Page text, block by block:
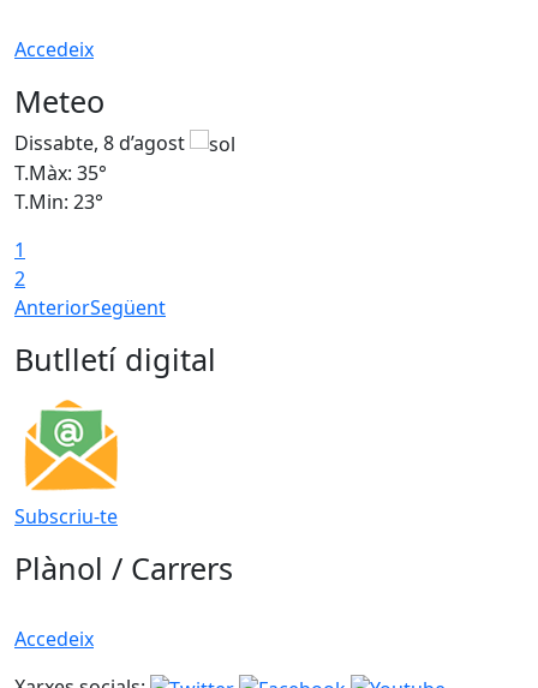
Accedeix
Meteo
Dissabte, 8 d’agost
T.Màx: 35°
T.Min: 23°
1
2
AnteriorSegüent
Butlletí digital
Subscriu-te
Plànol / Carrers
Accedeix